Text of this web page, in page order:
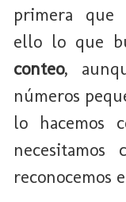
primera que
ello lo que
conteo,
números
lo hacemos
reconocemos